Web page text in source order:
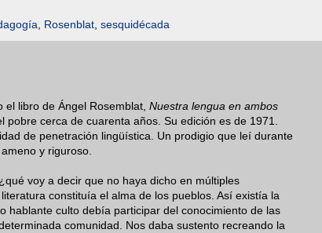
Rosenblat sesquidécada
libro de Ángel Rosemblat, Nuestra lengua en ambos
pobre cerca de cuarenta años. Su edición es de 1971.
de penetración lingüística. Un prodigio que leí durante
y riguroso.
voy a decir que no haya dicho en múltiples
constituía el alma de los pueblos. Así existía la
hablante culto debía participar del conocimiento de las
comunidad. Nos daba sustento recreando la